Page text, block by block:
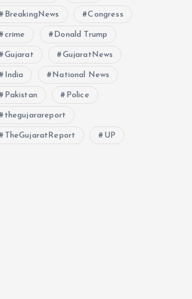
BreakingNews Congress
crime Donald Trump
Gujarat GujaratNews
India National News
Pakistan Police
thegujarareport
TheGujaratReport UP